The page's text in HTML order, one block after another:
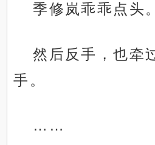
季修岚乖乖点头。
然后反手，也牵
手。
……